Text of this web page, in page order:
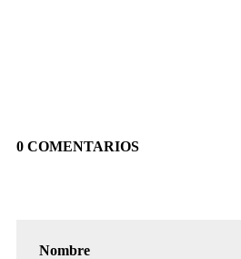
0 COMENTARIOS
Nombre